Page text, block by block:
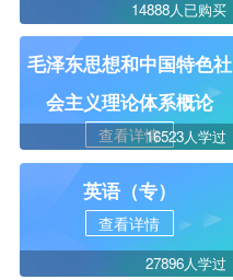
14888人已购买
毛泽东思想和中国特色社
会主义理论体系概论
查看详情16523人学过
英语（专）
查看详情
27896人学过